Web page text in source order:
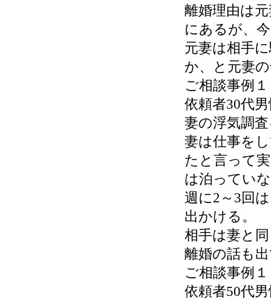
離婚理由は
にあるが、
元妻は相手
か、と元妻
ご相談事例
依頼者30代
妻の浮気調
妻は仕事を
たと言って
は泊ってい
週に2～3回
出かける。
相手は妻と
離婚の話も
ご相談事例
依頼者50代